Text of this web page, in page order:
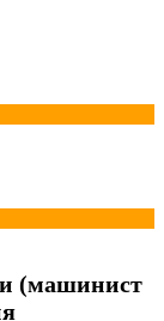
(машинист